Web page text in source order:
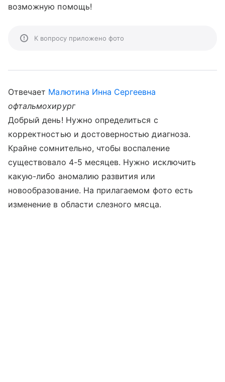
возможную помощь!
К вопросу приложено фото
Отвечает Малютина Инна Сергеевна
офтальмохирург
Добрый день! Нужно определиться с
корректностью и достоверностью диагноза.
Крайне сомнительно, чтобы воспаление
существовало 4-5 месяцев. Нужно исключить
какую-либо аномалию развития или
новообразование. На прилагаемом фото есть
изменение в области слезного мясца.